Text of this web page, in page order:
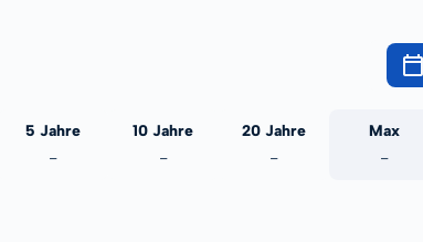
5 Jahre
-
10 Jahre
-
20 Jahre
-
Max
-